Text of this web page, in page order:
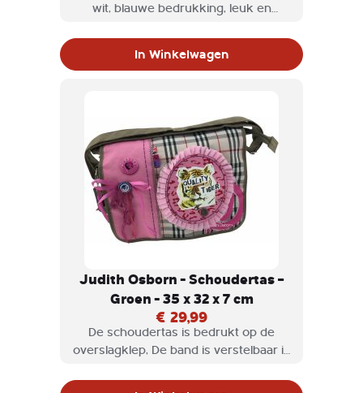
wit, blauwe bedrukking, leuk en
hengsel is verstelbaar, en met de
In Winkelwagen
Judith Osborn - Schoudertas –
Groen - 35 x 32 x 7 cm
€ 29,99
De schoudertas is bedrukt op de
overslagklep, De band is verstelbaar in